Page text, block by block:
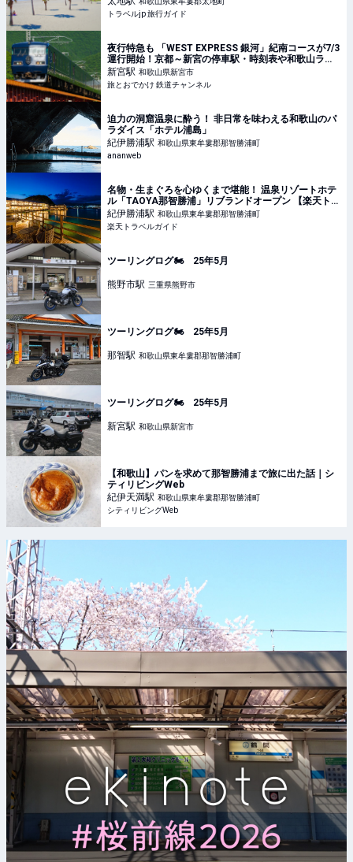
トラベルjp 旅行ガイド
夜行特急も 「WEST EXPRESS 銀河」紀南コースが7/3
運行開始！京都～新宮の停車駅・時刻表や和歌山ラー
メンなど “おもてなし”を紹介 2026年夏 | 旅とおでかけ
鉄道チャンネル
新宮駅 和歌山県新宮市
旅とおでかけ 鉄道チャンネル
迫力の洞窟温泉に酔う！ 非日常を味わえる和歌山のパ
ラダイス「ホテル浦島」
紀伊勝浦駅 和歌山県東牟婁郡那智勝浦町
ananweb
名物・生まぐろを心ゆくまで堪能！ 温泉リゾートホテ
ル「TAOYA那智勝浦」リブランドオープン 【楽天トラ
ベル】
紀伊勝浦駅 和歌山県東牟婁郡那智勝浦町
楽天トラベルガイド
ツーリングログ🏍️ 25年5月
熊野市駅 三重県熊野市
ツーリングログ🏍️ 25年5月
那智駅 和歌山県東牟婁郡那智勝浦町
ツーリングログ🏍️ 25年5月
新宮駅 和歌山県新宮市
【和歌山】パンを求めて那智勝浦まで旅に出た話｜シ
ティリビングWeb
紀伊天満駅 和歌山県東牟婁郡那智勝浦町
シティリビングWeb